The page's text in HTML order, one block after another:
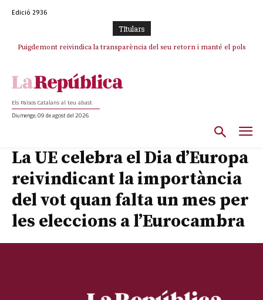
Edició 2936
TItulars
Puigdemont reivindica la transparència del seu retorn i manté el pols
Els Països Catalans al teu abast
Diumenge, 09 de agost del 2026
La UE celebra el Dia d’Europa
reivindicant la importància
del vot quan falta un mes per
les eleccions a l’Eurocambra